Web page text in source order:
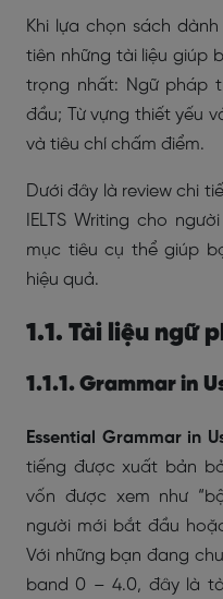
Khi lựa chọn sách
tiên những tài liệu giúp
trọng nhất: Ngữ pháp
đầu; Từ vựng thiết yếu
và tiêu chí chấm điểm.
Dưới đây là review chi
IELTS Writing cho
mục tiêu cụ thể giúp
hiệu quả.
1.1. Tài liệu ngữ
1.1.1. Grammar in
Essential Grammar in
tiếng được xuất bản
vốn được xem như
người mới bắt đầu
Với những bạn đang
band 0 – 4.0, đây là